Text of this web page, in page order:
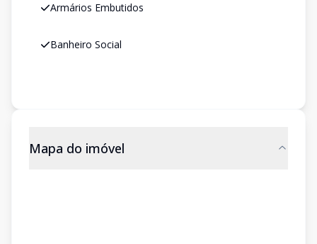
Armários Embutidos
Banheiro Social
Mapa do imóvel